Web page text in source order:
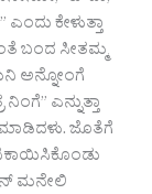
ಕೇಳುತ್ತಾ
ಬಂದ ಸೀತಮ್ಮ
ಮನಿ ಅನ್ನೋಂಗೆ
ಎನ್ನುತ್ತಾ
ಜೊತೆಗೆ
ಮನೇಲಿ